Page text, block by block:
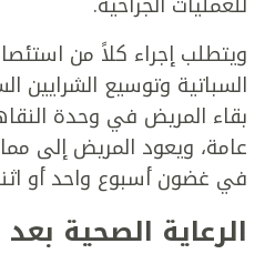
ويتطلب إجراء كلاً من
السباتية وتوسيع الشرايين
بقاء المريض في وحدة
عامة، ويعود المريض إلى
في غضون أسبوع واحد أو
الرعاية الصحية بعد